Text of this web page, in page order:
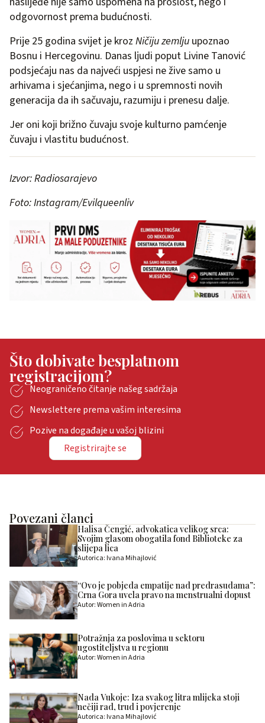
odgovornost prema budućnosti.
Prije 25 godina svijet je kroz Ničiju zemlju upoznao
Bosnu i Hercegovinu. Danas ljudi poput Livine Tanović
podsjećaju nas da najveći uspjesi ne žive samo u
arhivama i sjećanjima, nego i u spremnosti novih
generacija da ih sačuvaju, razumiju i prenesu dalje.
Jer oni koji brižno čuvaju svoje kulturno pamćenje
čuvaju i vlastitu budućnost.
Izvor: Radiosarajevo
Foto: Instagram/Evilqueenliv
Što dobivate besplatnom
registracijom?
Neograničeno čitanje našeg sadržaja
Newslettere prema vašim interesima
Pozive na događaje u vašoj blizini
Registrirajte se
Povezani članci
Halisa Čengić, advokatica velikog srca:
Svojim glasom obogatila fond Biblioteke za
slijepa lica
Autorica: Ivana Mihajlović
“Ovo je pobjeda empatije nad predrasudama”:
Crna Gora uvela pravo na menstrualni dopust
Autor: Women in Adria
Potražnja za poslovima u sektoru
ugostiteljstva u regionu
Autor: Women in Adria
Nada Vukoje: Iza svakog litra mlijeka stoji
nečiji rad, trud i povjerenje
Autorica: Ivana Mihajlović